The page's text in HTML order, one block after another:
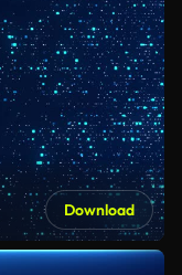
Download